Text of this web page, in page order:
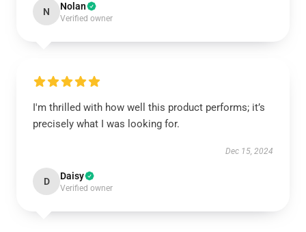
N Nolan
Verified owner
I'm thrilled with how well this product performs; it’s
precisely what I was looking for.
Dec 15, 2024
D Daisy
Verified owner